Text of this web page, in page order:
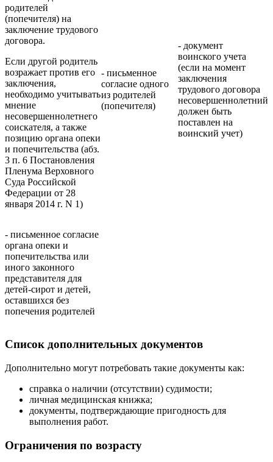
родителей
(попечителя) на
заключение трудового
договора.
Если другой родитель
возражает против его
заключения,
необходимо учитывать
мнение
несовершеннолетнего
соискателя, а также
позицию органа опеки
и попечительства (абз.
3 п. 6 Постановления
Пленума Верховного
Суда Российской
Федерации от 28
января 2014 г. N 1)
- письменное
согласие одного
из родителей
(попечителя)
- документ
воинского учета
(если на момент
заключения
трудового договора
несовершеннолетний
должен быть
поставлен на
воинский учет)
- письменное согласие
органа опеки и
попечительства или
иного законного
представителя для
детей-сирот и детей,
оставшихся без
попечения родителей
Список дополнительных документов
Дополнительно могут потребовать такие документы как:
справка о наличии (отсутствии) судимости;
личная медицинская книжка;
документы, подтверждающие пригодность для
выполнения работ.
Ограничения по возрасту